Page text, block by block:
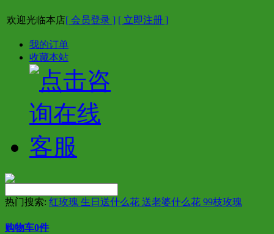
欢迎光临本店[ 会员登录 ] [ 立即注册 ]
我的订单
收藏本站
热门搜索: 红玫瑰 生日送什么花 送老婆什么花 99枝玫瑰
购物车0件